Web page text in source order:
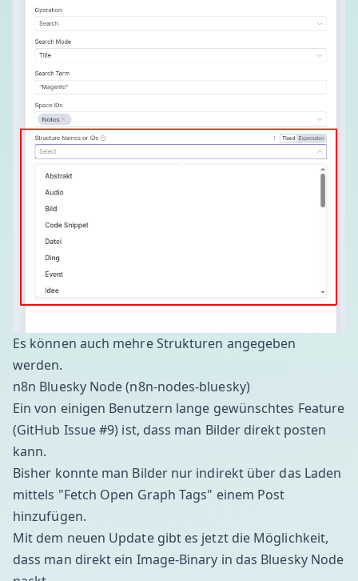
Es können auch mehre Strukturen angegeben
werden.
n8n Bluesky Node (n8n-nodes-bluesky)
Ein von einigen Benutzern lange gewünschtes Feature
(GitHub Issue #9) ist, dass man Bilder direkt posten
kann.
Bisher konnte man Bilder nur indirekt über das Laden
mittels "Fetch Open Graph Tags" einem Post
hinzufügen.
Mit dem neuen Update gibt es jetzt die Möglichkeit,
dass man direkt ein Image-Binary in das Bluesky Node